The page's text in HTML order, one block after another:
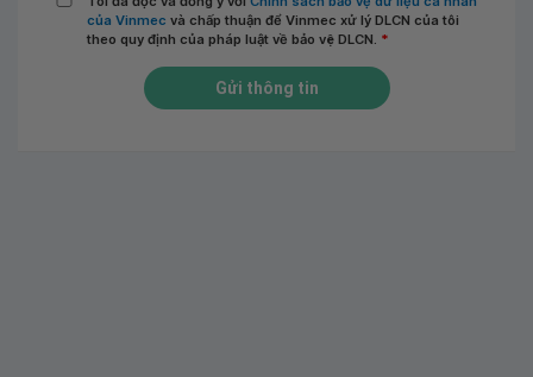
của Vinmec và chấp thuận để Vinmec xử lý DLCN của tôi
theo quy định của pháp luật về bảo vệ DLCN. *
Gửi thông tin